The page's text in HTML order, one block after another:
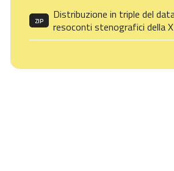
ZIP
Distribuzione in triple del
resoconti stenografici della